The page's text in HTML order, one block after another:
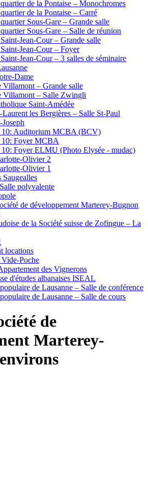
de la Pontaise – Monochromes
de la Pontaise – Carré
Sous-Gare – Grande salle
Sous-Gare – Salle de réunion
Jean-Cour – Grande salle
Jean-Cour – Foyer
Jean-Cour – 3 salles de séminaire
Dame
Villamont – Grande salle
Villamont – Salle Zwingli
Saint-Amédée
Laurent les Bergières – Salle St-Paul
Joseph
10: Auditorium MCBA (BCV)
10: Foyer MCBA
10: Foyer ELMU (Photo Elysée - mudac)
Olivier 2
Olivier 1
Saugealles
polyvalente
de développement Marterey-Bugnon
de la Société suisse de Zofingue – La
locations
Poche
des Vignerons
d'études albanaises ISEAL
de Lausanne – Salle de conférence
de Lausanne – Salle de cours
de
Marterey-